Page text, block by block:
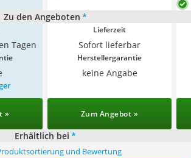
Zu den Angeboten *
Tagen
Lieferzeit
Sofort lieferbar
Herstellergarantie
keine Angabe
» Zum Angebot »
Erhältlich bei *
und Bewertung